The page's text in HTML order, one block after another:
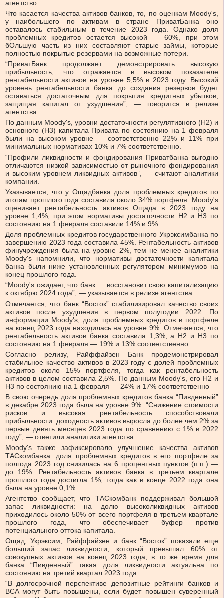
агентство.
Что касается качества активов банков, то, по оценкам Moody's,
у наибольшего по активам в стране ПриватБанка оно
оставалось стабильным в течение 2023 года. Однако доля
проблемных кредитов остается высокой — 60%, при этом
бОльшую часть из них составляют старые займы, которые
полностью покрытые резервами на возможные потери.
“ПриватБанк продолжает демонстрировать высокую
прибыльность, что отражается в высоком показателе
рентабельности активов на уровне 5,5% в 2023 году. Высокий
уровень рентабельности банка до создания резервов будет
оставаться достаточным для покрытия кредитных убытков,
защищая капитал от ухудшения”, — говорится в релизе
агентства.
По данным Moody's, уровни достаточности регулятивного (Н2) и
основного (Н3) капитала Привата по состоянию на 1 февраля
были на высоком уровне — соответственно 22% и 11% при
минимальных нормативах 10% и 7% соответственно.
“Профили ликвидности и фондирования Приватбанка выгодно
отличаются низкой зависимостью от рыночного фондирования
и высоким уровнем ликвидных активов”, — считают аналитики
компании.
Указывается, что у Ощадбанка доля проблемных кредитов по
итогам прошлого года составила около 34% портфеля. Moody's
оценивает рентабельность активов Ощада в 2023 году на
уровне 1,4%, при этом нормативы достаточности Н2 и Н3 по
состоянию на 1 февраля составили 14% и 9%.
Доля проблемных кредитов государственного Укрэксимбанка по
завершению 2023 года составила 45%. Рентабельность активов
финучреждения была на уровне 2%, тем не менее аналитики
Moody's напомнили, что нормативы достаточности капитала
банка были ниже установленных регулятором минимумов на
конец прошлого года.
“Moody's ожидает, что банк … восстановит свою капитализацию
к октябрю 2024 года”, — указывается в релизе агентства.
Отмечается, что банк “Восток” стабилизировал качество своих
активов после ухудшения в первом полугодии 2022. По
информации Moody's, доля проблемных кредитов в портфеле
на конец 2023 года находилась на уровне 9%. Отмечается, что
рентабельность активов банка составила 1,3%, а Н2 и Н3 по
состоянию на 1 февраля — 19% и 13% соответственно.
Согласно релизу, Райффайзен Банк продемонстрировал
стабильное качество активов в 2023 году с долей проблемных
кредитов около 15% портфеля, тогда как рентабельность
активов в целом составила 2,5%. По данным Moody's, его Н2 и
Н3 по состоянию на 1 февраля — 24% и 17% соответственно
В свою очередь доля проблемных кредитов банка “Пивденный”
в декабре 2023 года была на уровне 9%. “Снижение стоимости
рисков и высокая рентабельность способствовали
прибыльности: доходность активов выросла до более чем 2% за
первые девять месяцев 2023 года по сравнению с 1% в 2022
году”, — ответили аналитики агентства.
Moody's также зафиксировало улучшение качества активов
ТАСкомбанка: доля проблемных кредитов в его портфеле за
полгода 2023 год снизилась на 6 процентных пунктов (п.п.) —
до 19%. Рентабельность активов банка в третьем квартале
прошлого года достигла 1%, тогда как в конце 2022 года она
была на уровне 0,1%.
Агентство сообщает, что ТАСкомбанк поддерживал большой
запас ликвидности: на долю высоколиквидных активов
приходилось около 50% от всего портфеля в третьем квартале
прошлого года, что обеспечивает буфер против
потенциального оттока капитала.
Ощад, Укрэксим, Райффайзен и банк “Восток” показали еще
больший запас ликвидности, который превышал 60% от
совокупных активов на конец 2023 года, в то же время для
банка “Пивденный” такая доля ликвидности актуальна по
состоянию на третий квартал 2023 года.
“В долгосрочной перспективе депозитные рейтинги банков и
BCA могут быть повышены, если будет повышен суверенный